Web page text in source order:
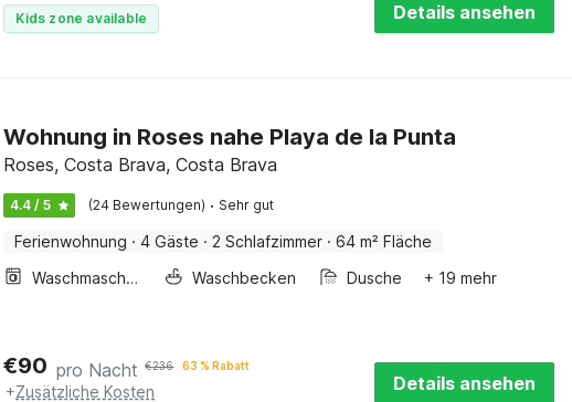
Kids zone available Details ansehen
Wohnung in Roses nahe Playa de la Punta
Roses, Costa Brava, Costa Brava
4.4 / 5 (24 Bewertungen) · Sehr gut
Ferienwohnung · 4 Gäste · 2 Schlafzimmer · 64 m² Fläche
Waschmaschine
Waschbecken Dusche + 19 mehr
€90 pro Nacht €236 63 % Rabatt
+Zusätzliche Kosten Details ansehen